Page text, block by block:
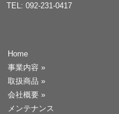
TEL: 092-231-0417
Home
事業内容 »
取扱商品 »
会社概要 »
メンテナンス